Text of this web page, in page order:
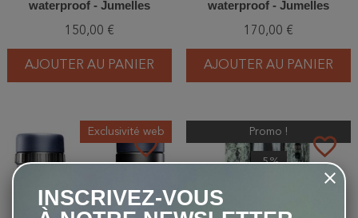
waterproof - Jumelles
150,00 €
AJOUTER AU PANIER
waterproof - Jumelles
170,00 €
AJOUTER AU PANIER
favorite_border
Exclusivité web
favorite_border
Promo !
-5%
INSCRIVEZ-VOUS